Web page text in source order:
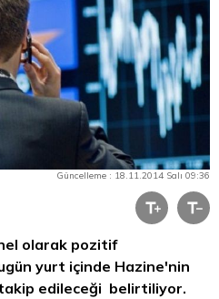
Güncelleme : 18.11.2014 Salı 09:36
olarak pozitif
yurt içinde Hazine'nin
edileceği belirtiliyor.